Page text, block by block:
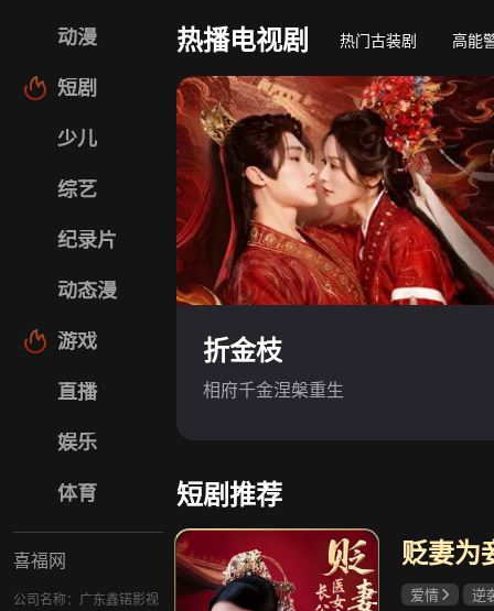
动漫
短剧
少儿
综艺
纪录片
动态漫
游戏
直播
娱乐
体育
喜福网
公司名称：广东鑫锘影视
热播电视剧 热门古装剧 高能
折金枝
相府千金涅槃重生
短剧推荐
爱情 逆